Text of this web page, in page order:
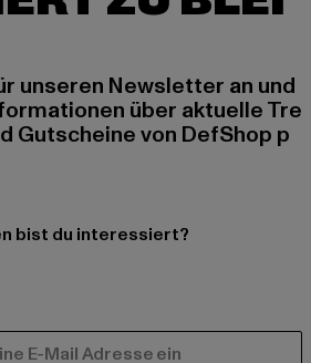
unseren Newsletter an und
über aktuelle Tre
Gutscheine von DefShop p
bist du interessiert?